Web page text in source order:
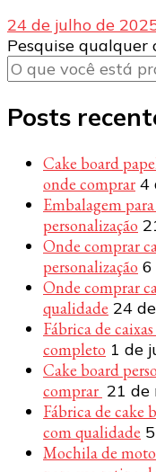
24 de julho de
Procurando
algo?
Pesquise qualquer
Posts
Cake board
onde comprar 4
Embalagem
personalização
Onde comprar
personalização 6
Onde comprar
qualidade 24
Fábrica de
completo 1 de
Cake board
comprar 21 de
Fábrica de cake
com qualidade
Mochila de